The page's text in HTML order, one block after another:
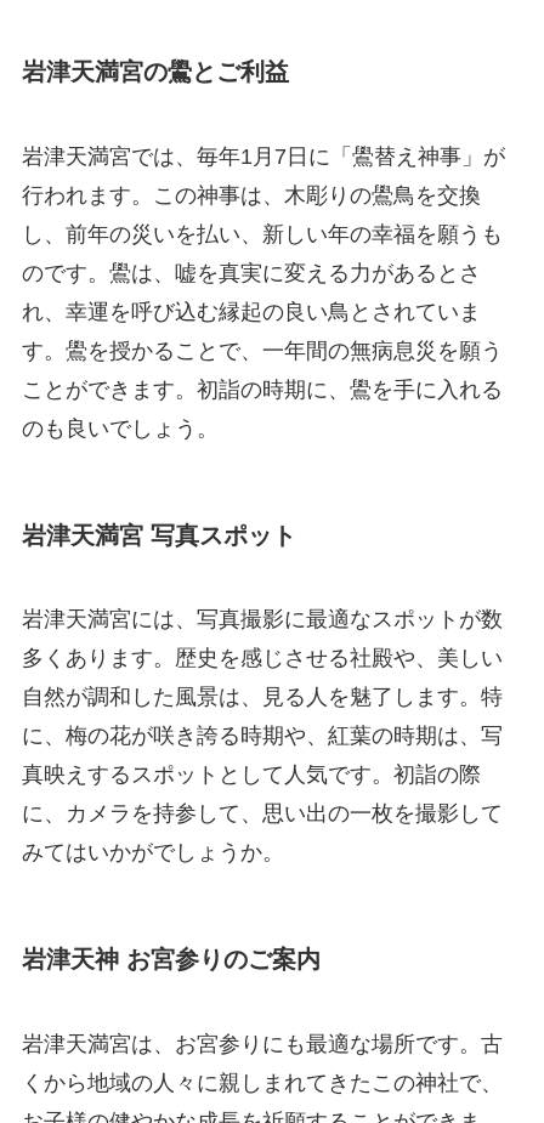
岩津天満宮の鷽とご利益
岩津天満宮では、毎年1月7日に「鷽替え神事」が
行われます。この神事は、木彫りの鷽鳥を交換
し、前年の災いを払い、新しい年の幸福を願うも
のです。鷽は、嘘を真実に変える力があるとさ
れ、幸運を呼び込む縁起の良い鳥とされていま
す。鷽を授かることで、一年間の無病息災を願う
ことができます。初詣の時期に、鷽を手に入れる
のも良いでしょう。
岩津天満宮 写真スポット
岩津天満宮には、写真撮影に最適なスポットが数
多くあります。歴史を感じさせる社殿や、美しい
自然が調和した風景は、見る人を魅了します。特
に、梅の花が咲き誇る時期や、紅葉の時期は、写
真映えするスポットとして人気です。初詣の際
に、カメラを持参して、思い出の一枚を撮影して
みてはいかがでしょうか。
岩津天神 お宮参りのご案内
岩津天満宮は、お宮参りにも最適な場所です。古
くから地域の人々に親しまれてきたこの神社で、